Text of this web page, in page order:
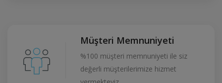
Müşteri Memnuniyeti
%100 müşteri memnuniyeti ile siz
değerli müşterilerimize hizmet